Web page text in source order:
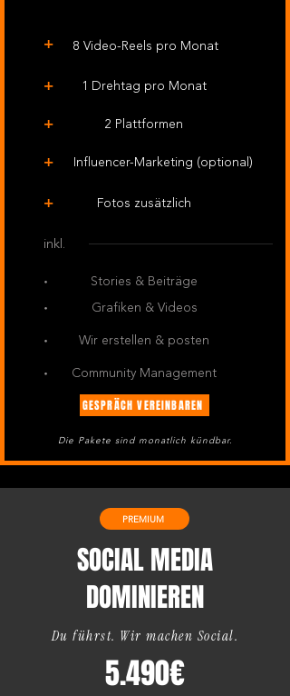
+ 8 Video-Reels pro Monat
+ 1 Drehtag pro Monat
+ 2 Plattformen
+ Influencer-Marketing (optional)
+ Fotos zusätzlich
inkl.
· Stories & Beiträge
· Grafiken & Videos
· Wir erstellen & posten
· Community Management
GESPRÄCH VEREINBAREN
Die Pakete sind monatlich kündbar.
PREMIUM
SOCIAL MEDIA
DOMINIEREN
Du führst. Wir machen Social.
5.490€